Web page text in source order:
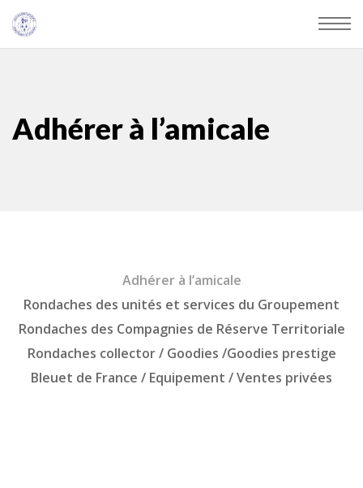
Adhérer à l’amicale
Adhérer à l’amicale
Rondaches des unités et services du Groupement
Rondaches des Compagnies de Réserve Territoriale
Rondaches collector / Goodies /Goodies prestige
Bleuet de France / Equipement / Ventes privées